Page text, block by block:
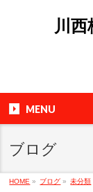
川
MENU
ブログ
HOME » ブログ » 未分類